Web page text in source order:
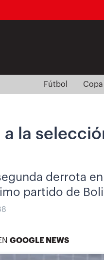
Fútbol
a la
derrota
partido de
GOOGLE NEWS